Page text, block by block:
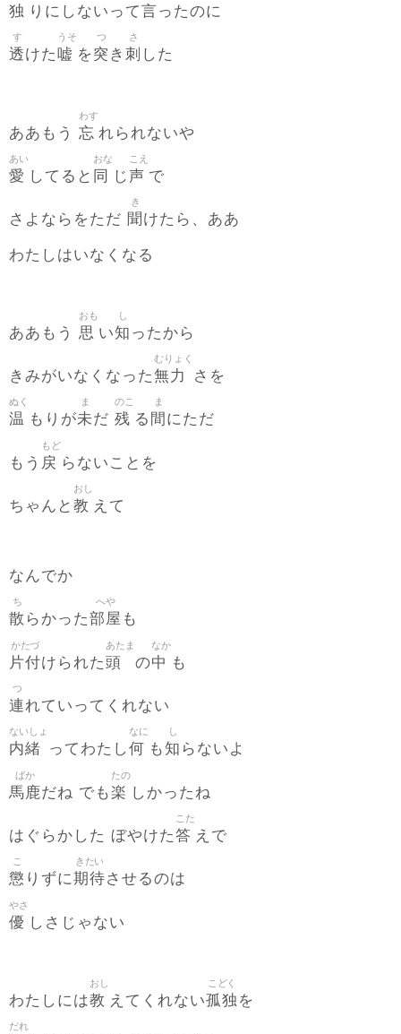
独 りにしないって言ったのに
透
す
けた嘘
うそ
を突
つ
き 刺
さ
した
ああもう 忘
わす
れられないや
愛
あい
してると 同
おな
じ声
こえ
で
さよならをただ 聞
き
けたら、ああ
わたしはいなくなる
ああもう 思
おも
い知
し
ったから
きみがいなくなった無力
むりょく
さを
温
ぬく
もりが未
ま
だ 残
のこ
る 間
ま
にただ
もう 戻
もど
らないことを
ちゃんと 教
おし
えて
なんでか
散
ち
らかった部屋
へや
も
片付
かたづ
けられた頭
あたま
の中
なか
も
連
つ
れていってくれない
内緒
ないしょ
ってわたし何
なに
も知
し
らないよ
馬鹿
ばか
だね でも 楽
たの
しかったね
はぐらかした ぼやけた答
こた
えで
懲
こ
りずに期待
きたい
させるのは
優
やさ
しさじゃない
わたしには教
おし
えてくれない孤独
こどく
を
だれ